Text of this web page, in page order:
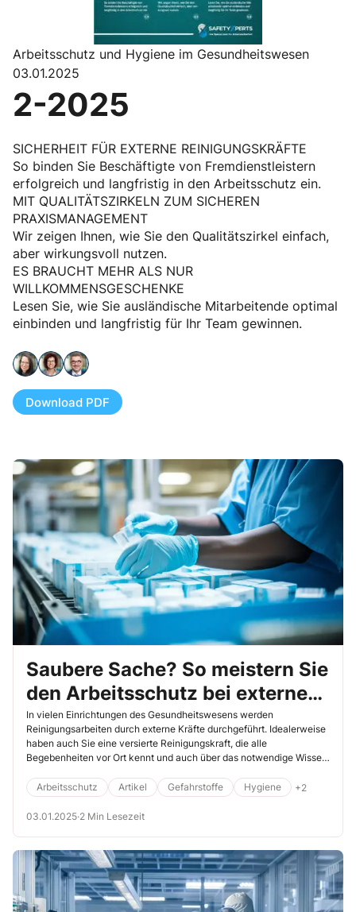
Arbeitsschutz und Hygiene im Gesundheitswesen
03.01.2025
2-2025
SICHERHEIT FÜR EXTERNE REINIGUNGSKRÄFTE
So binden Sie Beschäftigte von Fremdienstleistern
erfolgreich und langfristig in den Arbeitsschutz ein.
MIT QUALITÄTSZIRKELN ZUM SICHEREN
PRAXISMANAGEMENT
Wir zeigen Ihnen, wie Sie den Qualitätszirkel einfach,
aber wirkungsvoll nutzen.
ES BRAUCHT MEHR ALS NUR
WILLKOMMENSGESCHENKE
Lesen Sie, wie Sie ausländische Mitarbeitende optimal
einbinden und langfristig für Ihr Team gewinnen.
Download PDF
Saubere Sache? So meistern Sie
den Arbeitsschutz bei externen
Reinigungskräften
In vielen Einrichtungen des Gesundheitswesens werden
Reinigungsarbeiten durch externe Kräfte durchgeführt. Idealerweise
haben auch Sie eine versierte Reinigungskraft, die alle
Begebenheiten vor Ort kennt und auch über das notwendige Wissen
dazu, dass Sie sich regelmäßig auf neue Reinigungskräfte einstellen
und sie in den Arbeitsschutz integrieren müssen.
Arbeitsschutz Artikel Gefahrstoffe Hygiene +2
03.01.2025·2 Min Lesezeit